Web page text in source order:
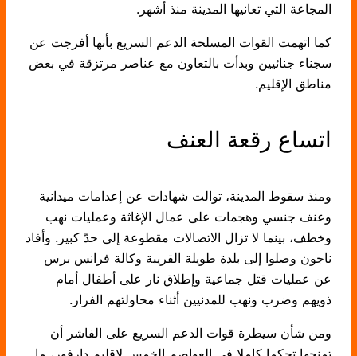
المجاعة التي تعانيها المدينة منذ أشهر.
كما اتهمت القوات المسلحة الدعم السريع بأنها أفرجت عن
سجناء جنائيين وبدأت بالتعاون مع عناصر مرتزقة في بعض
مناطق الإقليم.
اتساع رقعة العنف
ومنذ سقوط المدينة، توالت شهادات عن إعدامات ميدانية
وعنف جنسي وهجمات على عمال الإغاثة وعمليات نهب
وخطف، بينما لا تزال الاتصالات مقطوعة إلى حدّ كبير. وأفاد
ناجون وصلوا إلى بلدة طويلة القريبة وكالة فرانس برس
عن عمليات قتل جماعية وإطلاق نار على أطفال أمام
ذويهم وضرب ونهب للمدنيين أثناء محاولتهم الفرار.
ومن شأن سيطرة قوات الدعم السريع على الفاشر أن